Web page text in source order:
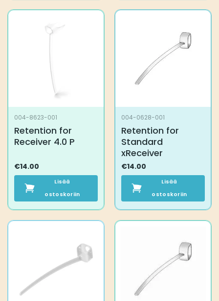
004-8623-001
Retention for
Receiver 4.0 P
€14.00
Lisää
ostoskoriin
004-0628-001
Retention for
Standard
xReceiver
€14.00
Lisää
ostoskoriin